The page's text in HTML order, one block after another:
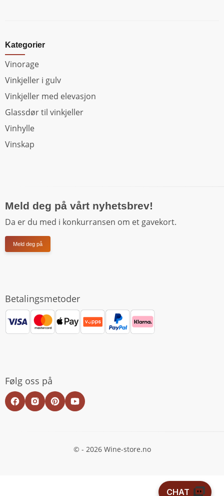
Kategorier
Vinorage
Vinkjeller i gulv
Vinkjeller med elevasjon
Glassdør til vinkjeller
Vinhylle
Vinskap
Meld deg på vårt nyhetsbrev!
Da er du med i konkurransen om et gavekort.
Meld deg på
Betalingsmetoder
Følg oss på
© - 2026 Wine-store.no